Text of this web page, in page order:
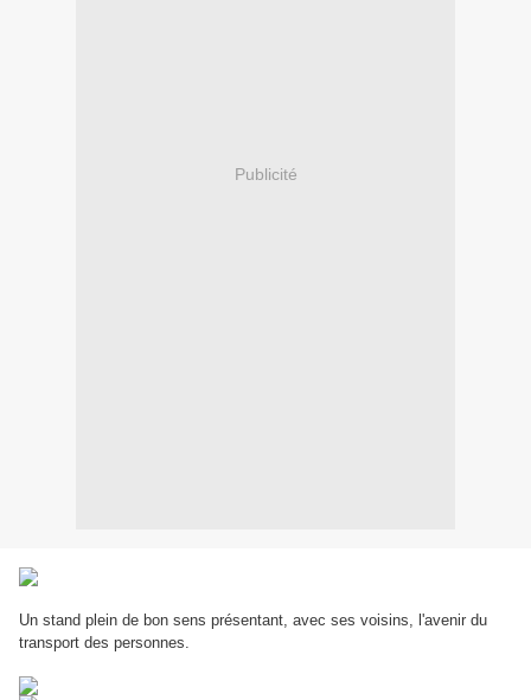
Publicité
Un stand plein de bon sens présentant, avec ses voisins, l'avenir du
transport des personnes.